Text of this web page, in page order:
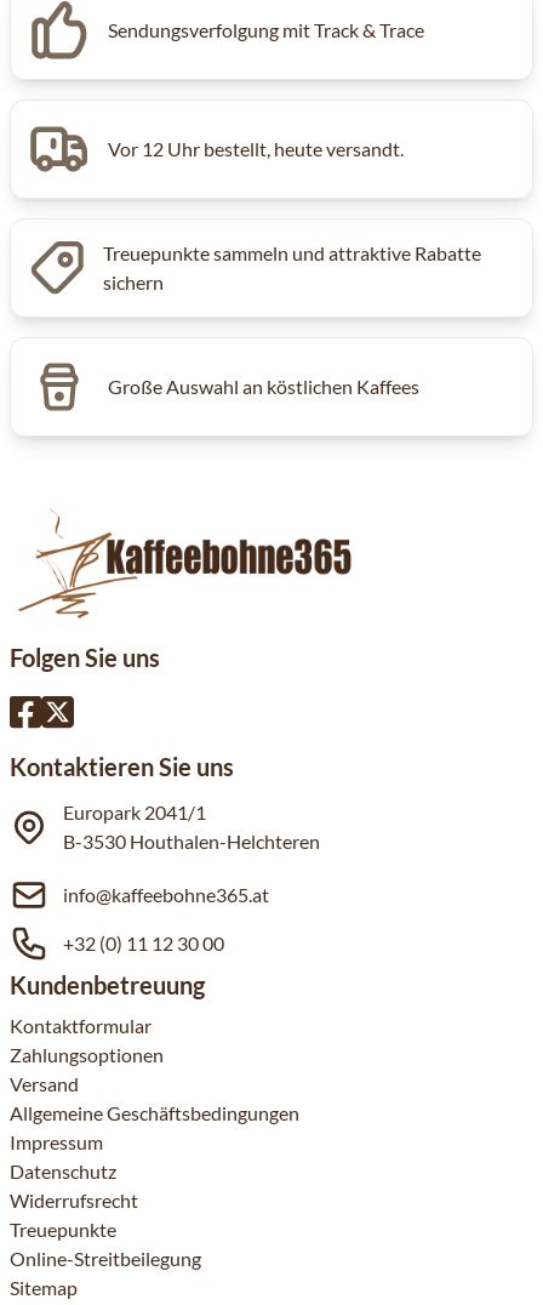
Sendungsverfolgung mit Track & Trace
Vor 12 Uhr bestellt, heute versandt.
Treuepunkte sammeln und attraktive Rabatte
sichern
Große Auswahl an köstlichen Kaffees
Folgen Sie uns
Kontaktieren Sie uns
Europark 2041/1
B-3530 Houthalen-Helchteren
info@kaffeebohne365.at
+32 (0) 11 12 30 00
Kundenbetreuung
Kontaktformular
Zahlungsoptionen
Versand
Allgemeine Geschäftsbedingungen
Impressum
Datenschutz
Widerrufsrecht
Treuepunkte
Online-Streitbeilegung
Sitemap